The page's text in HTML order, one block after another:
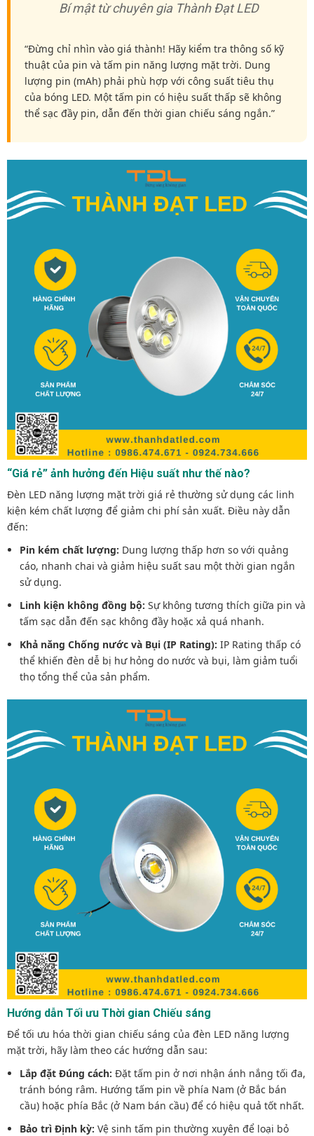
Bí mật từ chuyên gia Thành Đạt LED
“Đừng chỉ nhìn vào giá thành! Hãy kiểm tra thông số kỹ
thuật của pin và tấm pin năng lượng mặt trời. Dung
lượng pin (mAh) phải phù hợp với công suất tiêu thụ
của bóng LED. Một tấm pin có hiệu suất thấp sẽ không
thể sạc đầy pin, dẫn đến thời gian chiếu sáng ngắn.”
“Giá rẻ” ảnh hưởng đến Hiệu suất như thế nào?
Đèn LED năng lượng mặt trời giá rẻ thường sử dụng các linh
kiện kém chất lượng để giảm chi phí sản xuất. Điều này dẫn
đến:
Pin kém chất lượng: Dung lượng thấp hơn so với quảng
cáo, nhanh chai và giảm hiệu suất sau một thời gian ngắn
sử dụng.
Linh kiện không đồng bộ: Sự không tương thích giữa pin và
tấm sạc dẫn đến sạc không đầy hoặc xả quá nhanh.
Khả năng Chống nước và Bụi (IP Rating): IP Rating thấp có
thể khiến đèn dễ bị hư hỏng do nước và bụi, làm giảm tuổi
thọ tổng thể của sản phẩm.
Hướng dẫn Tối ưu Thời gian Chiếu sáng
Để tối ưu hóa thời gian chiếu sáng của đèn LED năng lượng
mặt trời, hãy làm theo các hướng dẫn sau:
Lắp đặt Đúng cách: Đặt tấm pin ở nơi nhận ánh nắng tối đa,
tránh bóng râm. Hướng tấm pin về phía Nam (ở Bắc bán
cầu) hoặc phía Bắc (ở Nam bán cầu) để có hiệu quả tốt nhất.
Bảo trì Định kỳ: Vệ sinh tấm pin thường xuyên để loại bỏ